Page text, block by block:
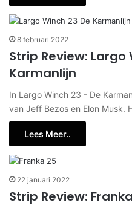
8 februari 2022
Strip Review: Largo
Karmanlijn
In Largo Winch 23 - De
van Jeff Bezos en Elon Musk.
Lees Meer..
22 januari 2022
Strip Review: